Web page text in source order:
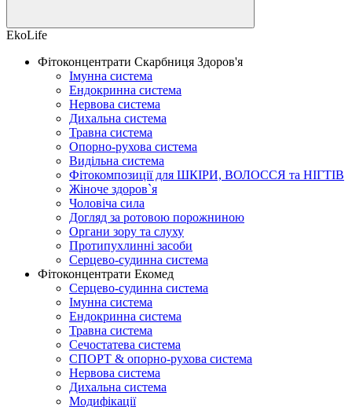
EkoLife
Фітоконцентрати Скарбниця Здоров'я
Імунна система
Ендокринна система
Нервова система
Дихальна система
Травна система
Опорно-рухова система
Видільна система
Фітокомпозиції для ШКІРИ, ВОЛОССЯ та НІГТІВ
Жіноче здоров`я
Чоловіча сила
Догляд за ротовою порожниною
Органи зору та слуху
Протипухлинні засоби
Серцево-судинна система
Фітоконцентрати Екомед
Серцево-судинна система
Імунна система
Ендокринна система
Травна система
Сечостатева система
СПОРТ & опорно-рухова система
Нервова система
Дихальна система
Модифікації